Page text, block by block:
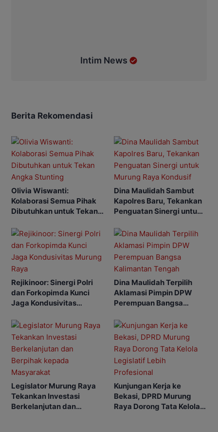
Intim News
Berita Rekomendasi
Olivia Wiswanti:
Kolaborasi Semua Pihak
Dibutuhkan untuk Tekan
Dina Maulidah Sambut
Kapolres Baru, Tekankan
Penguatan Sinergi untuk
Rejikinoor: Sinergi Polri
dan Forkopimda Kunci
Jaga Kondusivitas
Dina Maulidah Terpilih
Aklamasi Pimpin DPW
Perempuan Bangsa
Legislator Murung Raya
Tekankan Investasi
Berkelanjutan dan
Kunjungan Kerja ke
Bekasi, DPRD Murung
Raya Dorong Tata Kelola